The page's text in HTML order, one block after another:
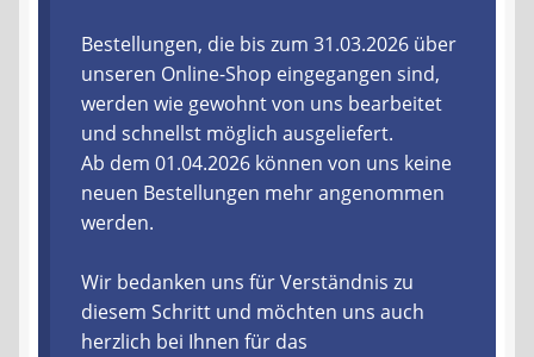
Zahlungsarten
Lieferzeit & Verfügbarkeit
Gutschein
Batterien- und Akku Verordnung
Elektro- und Elektronikgeräte Verordnung
Bestellungen, die bis zum 31.03.2026 über
unseren Online-Shop eingegangen sind,
werden wie gewohnt von uns bearbeitet
und schnellst möglich ausgeliefert.
Ab dem 01.04.2026 können von uns keine
neuen Bestellungen mehr angenommen
werden.
Wir bedanken uns für Verständnis zu
diesem Schritt und möchten uns auch
herzlich bei Ihnen für das